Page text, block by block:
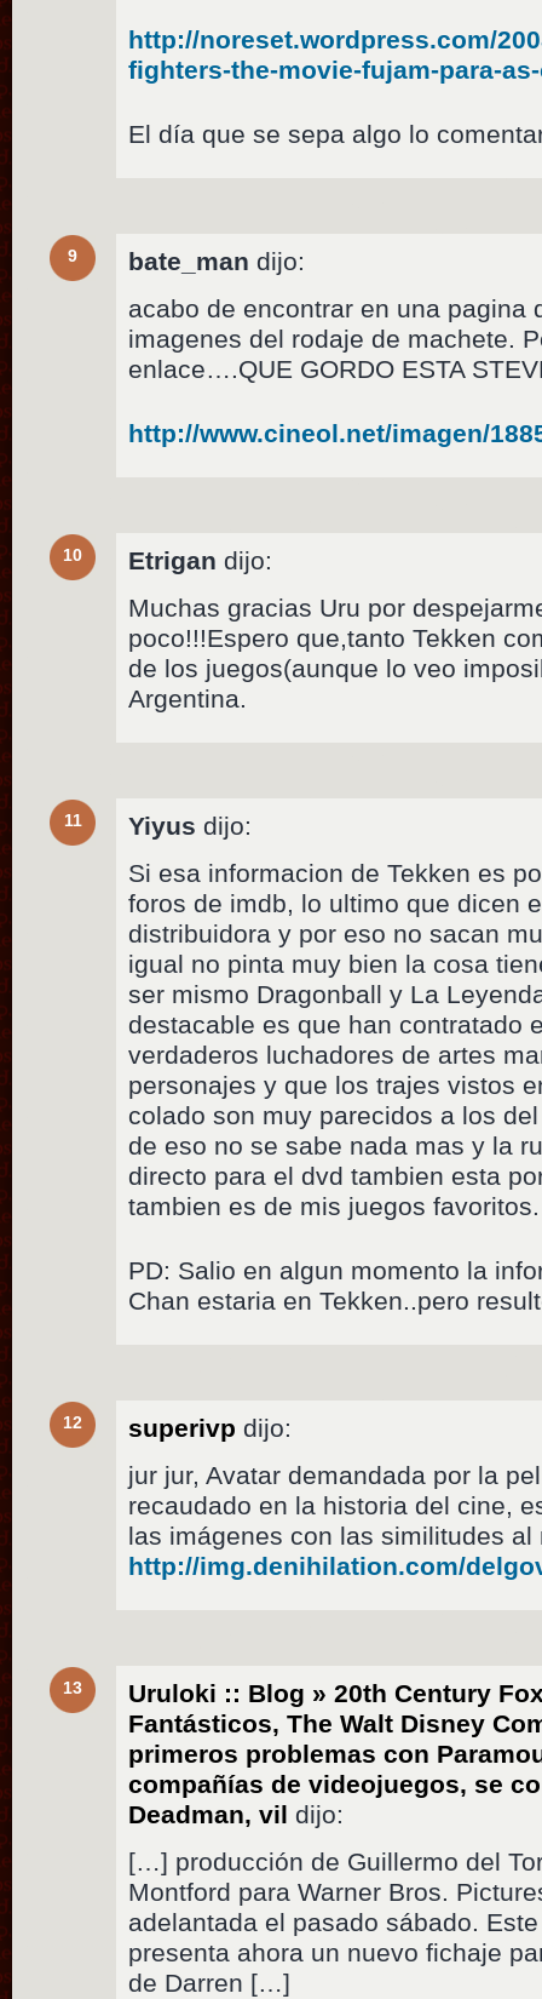
http://noreset.wordpress.com/
fighters-the-movie-fujam-para-
El día que se sepa algo lo
9 bate_man dijo:
acabo de encontrar en una pagina
imagenes del rodaje de machete.
enlace….QUE GORDO ESTA
http://www.cineol.net/imagen/
10 Etrigan dijo:
Muchas gracias Uru por
poco!!!Espero que,tanto Tekken
de los juegos(aunque lo veo
Argentina.
11 Yiyus dijo:
Si esa informacion de Tekken es
foros de imdb, lo ultimo que dicen
distribuidora y por eso no sacan
igual no pinta muy bien la cosa
ser mismo Dragonball y La
destacable es que han contratado
verdaderos luchadores de artes
personajes y que los trajes vistos
colado son muy parecidos a los
de eso no se sabe nada mas y la
directo para el dvd tambien esta
tambien es de mis juegos favoritos.
PD: Salio en algun momento la
Chan estaria en Tekken..pero
12 superivp dijo:
jur jur, Avatar demandada por la
recaudado en la historia del cine,
las imágenes con las similitudes
http://img.denihilation.com/
13
Uruloki :: Blog » 20th Century
Fantásticos, The Walt Disney
primeros problemas con
compañías de videojuegos, se
Deadman, vil dijo:
[…] producción de Guillermo del
Montford para Warner Bros.
adelantada el pasado sábado.
presenta ahora un nuevo fichaje
de Darren […]